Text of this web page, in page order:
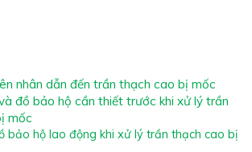
nhân dẫn đến trần thạch cao bị mốc
đồ bảo hộ cần thiết trước khi xử lý trần
mốc
bảo hộ lao động khi xử lý trần thạch cao bị